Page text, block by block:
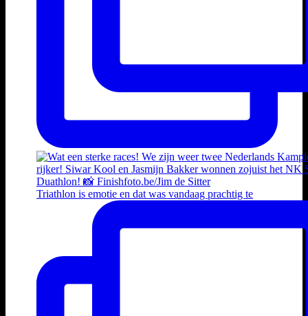
Triathlon is emotie en dat was vandaag prachtig te